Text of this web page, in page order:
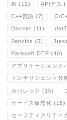
AI (12) APIテスト
C++言語 (7) C/
Docker (11)
Jenkins (5) Jtest
Parasoft DTP (40)
アプリケーションカ
インテリジェント分
カバレッジ (15)
サービス仮想化 (15)
セーフティクリティ